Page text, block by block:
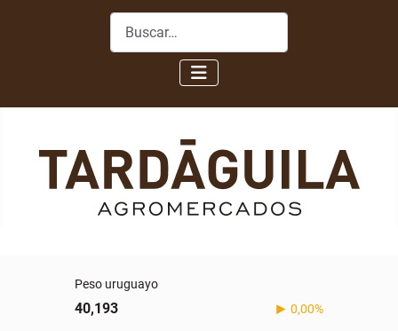
Buscar
Peso uruguayo
40,193 0,00%